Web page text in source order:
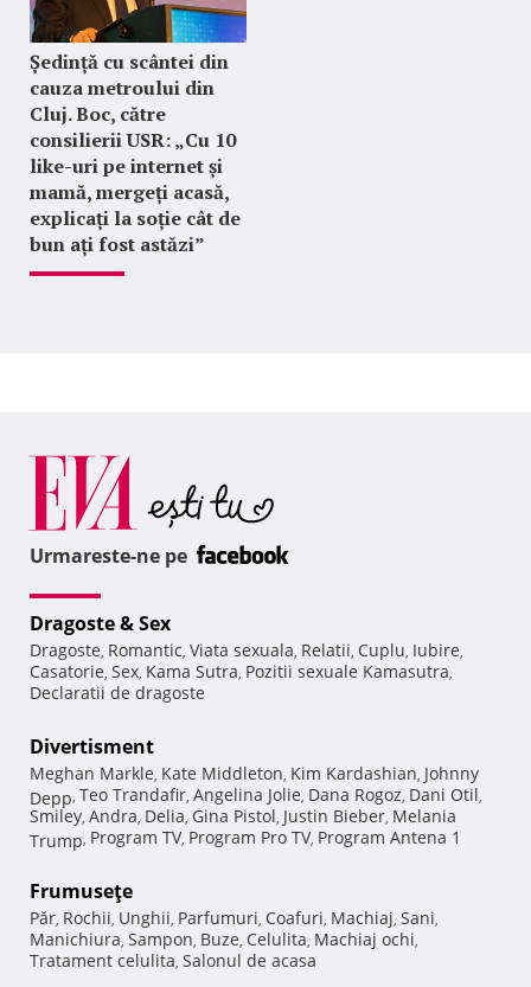
Ședință cu scântei din
cauza metroului din
Cluj. Boc, către
consilierii USR: „Cu 10
like-uri pe internet și
mamă, mergeți acasă,
explicați la soție cât de
bun ați fost astăzi”
Urmareste-ne pe
Dragoste & Sex
Dragoste, Romantic, Viata sexuala, Relatii, Cuplu, Iubire,
Casatorie, Sex, Kama Sutra, Pozitii sexuale Kamasutra,
Declaratii de dragoste
Divertisment
Meghan Markle, Kate Middleton, Kim Kardashian, Johnny
Depp, Teo Trandafir, Angelina Jolie, Dana Rogoz, Dani Otil,
Smiley, Andra, Delia, Gina Pistol, Justin Bieber, Melania
Trump, Program TV, Program Pro TV, Program Antena 1
Frumuseţe
Păr, Rochii, Unghii, Parfumuri, Coafuri, Machiaj, Sani,
Manichiura, Sampon, Buze, Celulita, Machiaj ochi,
Tratament celulita, Salonul de acasa